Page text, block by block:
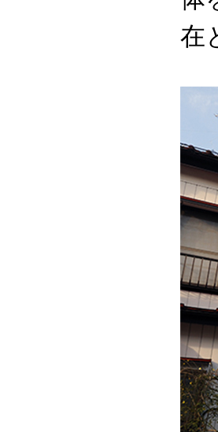
在